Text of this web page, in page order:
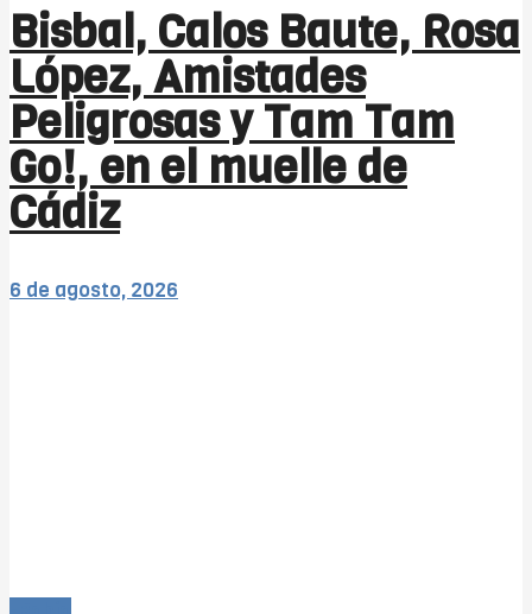
Bisbal, Calos Baute, Rosa
López, Amistades
Peligrosas y Tam Tam
Go!, en el muelle de
Cádiz
6 de agosto, 2026